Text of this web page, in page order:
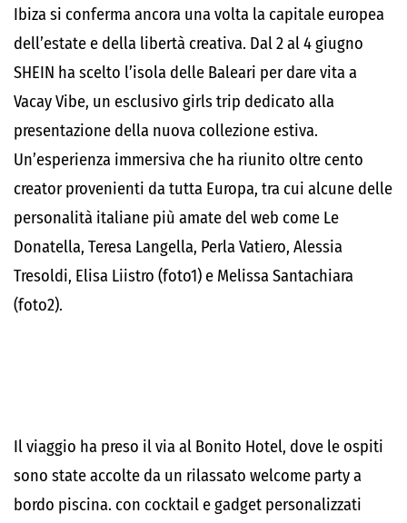
Ibiza si conferma ancora una volta la capitale europea
dell’estate e della libertà creativa. Dal 2 al 4 giugno
SHEIN ha scelto l’isola delle Baleari per dare vita a
Vacay Vibe, un esclusivo girls trip dedicato alla
presentazione della nuova collezione estiva.
Un’esperienza immersiva che ha riunito oltre cento
creator provenienti da tutta Europa, tra cui alcune delle
personalità italiane più amate del web come Le
Donatella, Teresa Langella, Perla Vatiero, Alessia
Tresoldi, Elisa Liistro (foto1) e Melissa Santachiara
(foto2).
Il viaggio ha preso il via al Bonito Hotel, dove le ospiti
sono state accolte da un rilassato welcome party a
bordo piscina. con cocktail e gadget personalizzati